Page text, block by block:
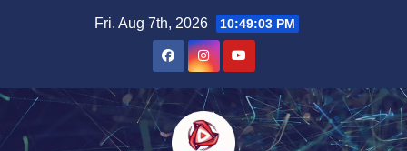
Fri. Aug 7th, 2026 10:49:05 PM